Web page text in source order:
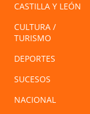
CASTILLA Y LEÓN
CULTURA /
TURISMO
DEPORTES
SUCESOS
NACIONAL